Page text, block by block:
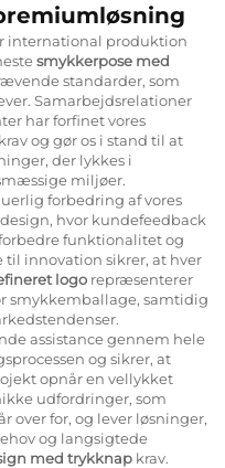
international produktion
smykkerpose med
standarder, som
Samarbejdsrelationer
har forfinet vores
og gør os i stand til at
der lykkes i
miljøer.
forbedring af vores
design, hvor kundefeedback
funktionalitet og
innovation sikrer, at hver
logo repræsenterer
smykkemballage, samtidig
assistance gennem hele
og sikrer, at
opnår en vellykket
udfordringer, som
over for, og lever løsninger,
og langsigtede
med trykknap krav.